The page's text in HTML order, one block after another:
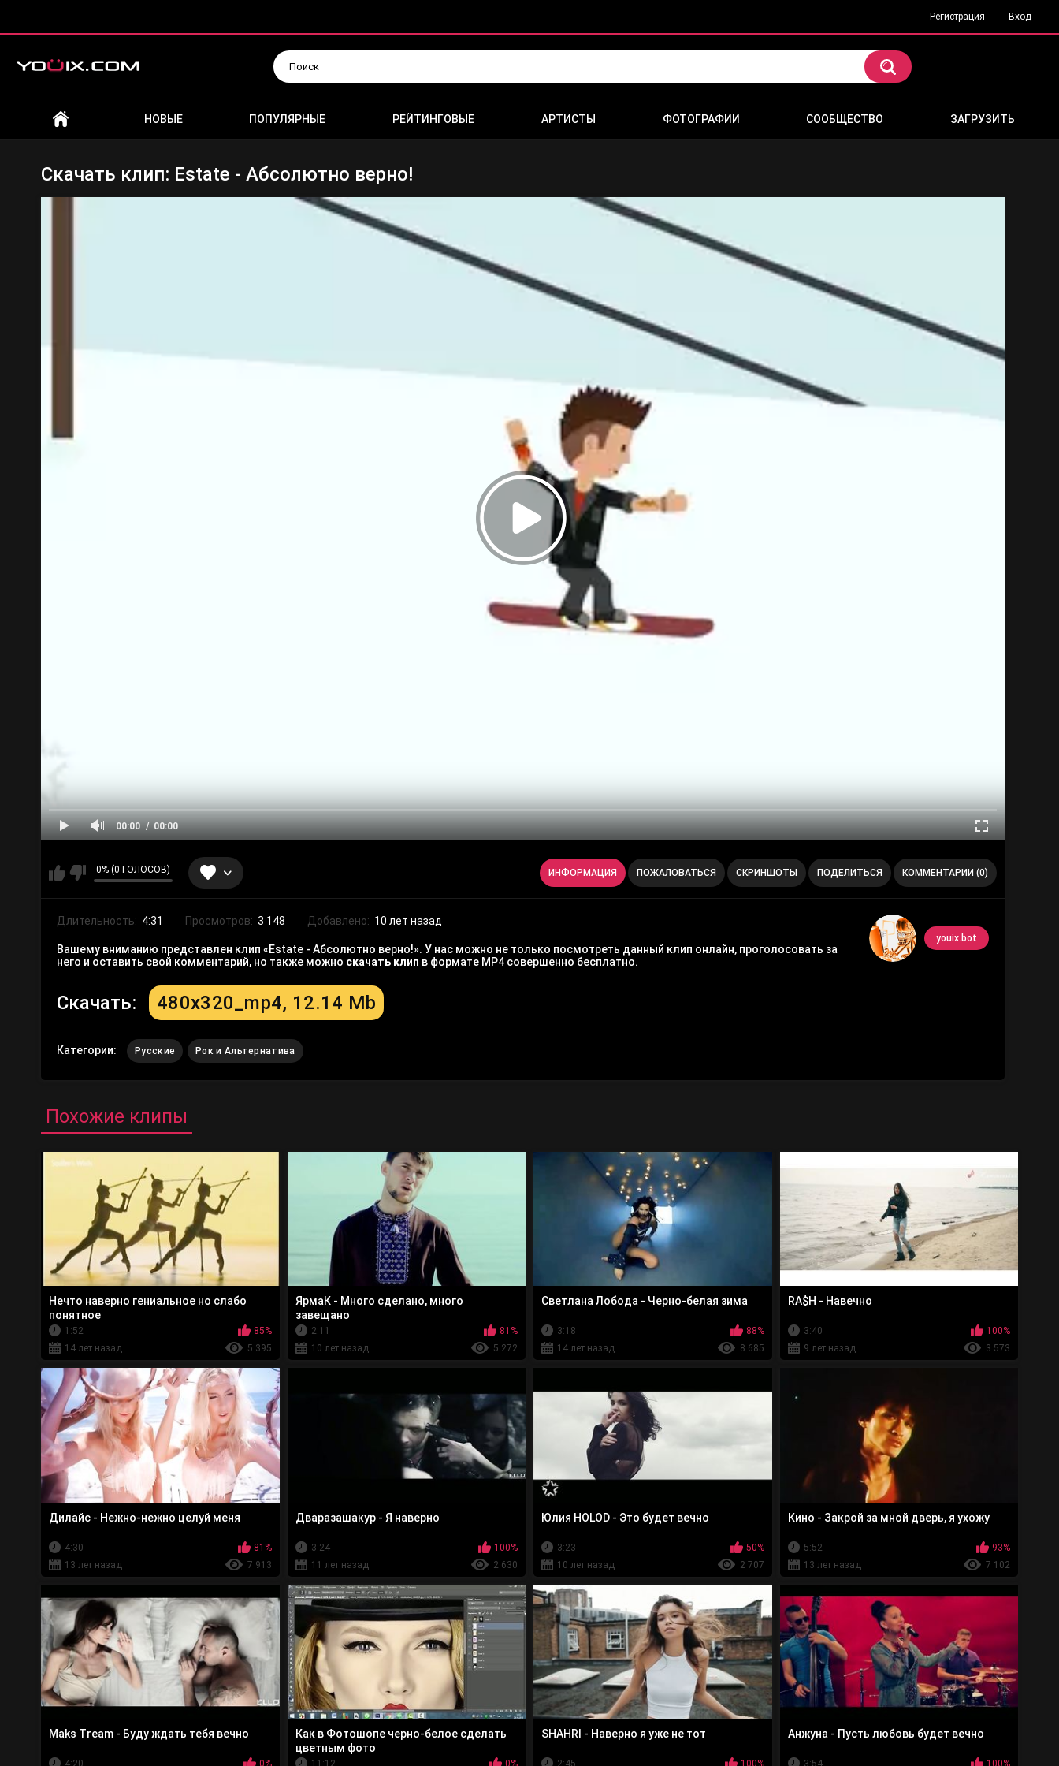
Регистрация Вход
НОВЫЕ ПОПУЛЯРНЫЕ РЕЙТИНГОВЫЕ АРТИСТЫ ФОТОГРАФИИ СООБЩЕСТВО ЗАГРУЗИТЬ
Скачать клип: Estate - Абсолютно верно!
00:00 00:00
0% (0 ГОЛОСОВ) ИНФОРМАЦИЯ ПОЖАЛОВАТЬСЯ СКРИНШОТЫ ПОДЕЛИТЬСЯ КОММЕНТАРИИ (0)
youix.bot
Длительность: 4:31 Просмотров: 3 148 Добавлено: 10 лет назад
Вашему вниманию представлен клип «Estate - Абсолютно верно!». У нас можно не только посмотреть данный клип онлайн, проголосовать за
него и оставить свой комментарий, но также можно скачать клип в формате MP4 совершенно бесплатно.
Скачать: 480x320_mp4, 12.14 Mb
Категории: Русские Рок и Альтернатива
Похожие клипы
Нечто наверно гениальное но слабо
понятное
1:52
85%
14 лет назад
5 395
ЯрмаК - Много сделано, много
завещано
2:11
81%
10 лет назад
5 272
Светлана Лобода - Черно-белая зима
3:18
88%
14 лет назад
8 685
RA$H - Навечно
3:40
100%
9 лет назад
3 573
Дилайс - Нежно-нежно целуй меня
4:30
81%
13 лет назад
7 913
Дваразашакур - Я наверно
3:24
100%
11 лет назад
2 630
Юлия HOLOD - Это будет вечно
3:23
50%
10 лет назад
2 707
Кино - Закрой за мной дверь, я ухожу
5:52
93%
13 лет назад
7 102
Maks Tream - Буду ждать тебя вечно
4:20 0%
Как в Фотошопе черно-белое сделать
цветным фото
11:12 0%
SHAHRI - Наверно я уже не тот
2:45 100%
Анжуна - Пусть любовь будет вечно
3:54 100%